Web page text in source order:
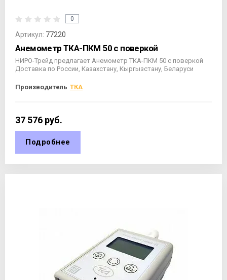
0
Артикул: 77220
Анемометр ТКА-ПКМ 50 с поверкой
НИРО-Трейд предлагает Анемометр ТКА-ПКМ 50 с поверкой
Доставка по России, Казахстану, Кыргызстану, Беларуси
Производитель ТКА
37 576 руб.
Подробнее